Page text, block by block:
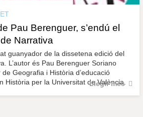
Pau Berenguer, s’endú el
Narrativa
guanyador de la dissetena edició del
L’autor és Pau Berenguer Soriano
Geografia i Història d’educació
Història per la Universitat de València.
Llegir més